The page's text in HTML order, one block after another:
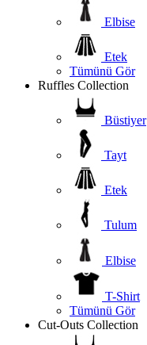
Elbise
Etek
Tümünü Gör
Ruffles Collection
Büstiyer
Tayt
Etek
Tulum
Elbise
T-Shirt
Tümünü Gör
Cut-Outs Collection